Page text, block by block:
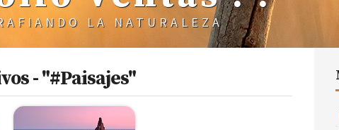
LA NATURALEZA
- "#Paisajes"